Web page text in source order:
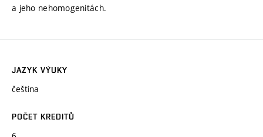
a jeho nehomogenitách.
JAZYK VÝUKY
čeština
POČET KREDITŮ